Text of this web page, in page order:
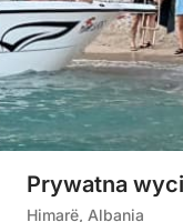
Prywatna
Himarë, Albania